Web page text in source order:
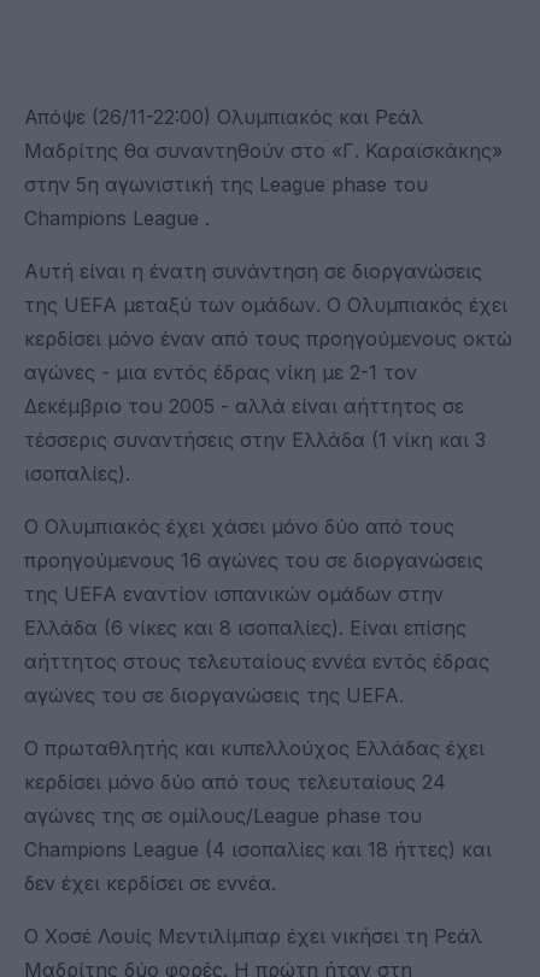
Απόψε (26/11-22:00) Ολυμπιακός και Ρεάλ
Μαδρίτης θα συναντηθούν στο «Γ. Καραϊσκάκης»
στην 5η αγωνιστική της League phase του
Champions League .
Αυτή είναι η ένατη συνάντηση σε διοργανώσεις
της UEFA μεταξύ των ομάδων. Ο Ολυμπιακός έχει
κερδίσει μόνο έναν από τους προηγούμενους οκτώ
αγώνες - μια εντός έδρας νίκη με 2-1 τον
Δεκέμβριο του 2005 - αλλά είναι αήττητος σε
τέσσερις συναντήσεις στην Ελλάδα (1 νίκη και 3
ισοπαλίες).
Ο Ολυμπιακός έχει χάσει μόνο δύο από τους
προηγούμενους 16 αγώνες του σε διοργανώσεις
της UEFA εναντίον ισπανικών ομάδων στην
Ελλάδα (6 νίκες και 8 ισοπαλίες). Είναι επίσης
αήττητος στους τελευταίους εννέα εντός έδρας
αγώνες του σε διοργανώσεις της UEFA.
Ο πρωταθλητής και κυπελλούχος Ελλάδας έχει
κερδίσει μόνο δύο από τους τελευταίους 24
αγώνες της σε ομίλους/League phase του
Champions League (4 ισοπαλίες και 18 ήττες) και
δεν έχει κερδίσει σε εννέα.
Ο Χοσέ Λουίς Μεντιλίμπαρ έχει νικήσει τη Ρεάλ
Μαδρίτης δύο φορές. Η πρώτη ήταν στη